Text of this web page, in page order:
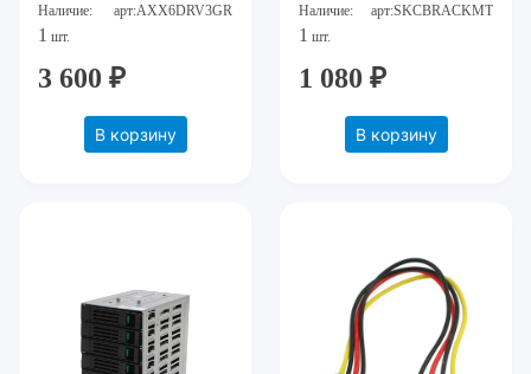
дисков)
Наличие:
1 шт.
арт:AXX6DRV3GR
3 600 ₽
В корзину
Наличие:
1 шт.
арт:SKCBRACKMT
1 080 ₽
В корзину